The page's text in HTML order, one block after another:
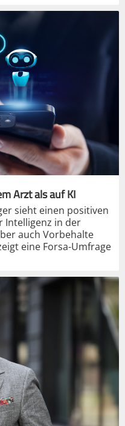
Arzt als auf KI
sieht einen positiven
Intelligenz in der
auch Vorbehalte
eine Forsa-Umfrage